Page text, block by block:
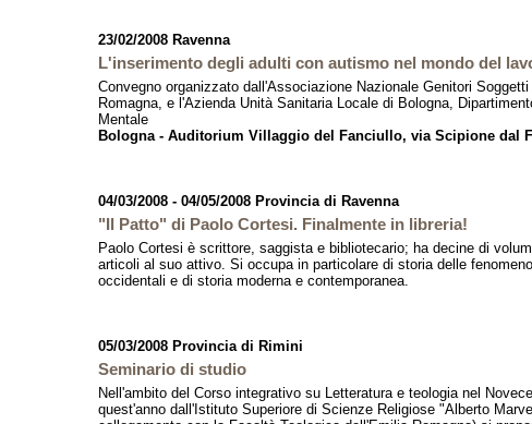
23/02/2008 Ravenna
L'inserimento degli adulti con autismo nel mondo del
Convegno organizzato dall'Associazione Nazionale Genitori
Romagna, e l'Azienda Unità Sanitaria Locale di Bologna,
Mentale
Bologna - Auditorium Villaggio del Fanciullo, via Scipione dal
04/03/2008 - 04/05/2008 Provincia di Ravenna
"Il Patto" di Paolo Cortesi. Finalmente in libreria!
Paolo Cortesi è scrittore, saggista e bibliotecario; ha decine di
articoli al suo attivo. Si occupa in particolare di storia delle
occidentali e di storia moderna e contemporanea.
05/03/2008 Provincia di Rimini
Seminario di studio
Nell'ambito del Corso integrativo su Letteratura e teologia nel
quest'anno dall'Istituto Superiore di Scienze Religiose "Alberto